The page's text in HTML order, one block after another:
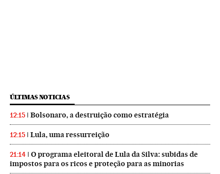
ÚLTIMAS NOTICIAS
12:15 Bolsonaro, a destruição como estratégia
12:15 Lula, uma ressurreição
21:14
O programa eleitoral de Lula da Silva: subidas de
impostos para os ricos e proteção para as minorias